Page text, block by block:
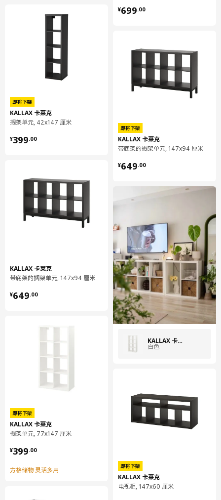
乍一看，KALLAX 卡莱克 搁架十分简单，但其中不乏对细节的推
敲。这款搁架有着光滑的表面和略圆润的边缘，呈现赏心悦目的外
观和出色的品质感。搁板经过精心设计和制作，确保出色对齐，避
免了缝隙的存在，并赋予搁架协调统一的外观。简而言之，
KALLAX 卡莱克 搁架所有细节都经过深思熟虑，展现出坚实的品
质感，带来更美观、更经典的印象。
即将下架
KALLAX 卡莱克
搁架单元, 42x147 厘米
¥399.00
¥ 399.00
KALLAX 卡莱克
带底架的搁架单元, 147x94 厘米
¥649.00
¥ 649.00
即将下架
KALLAX 卡莱克
搁架单元, 77x147 厘米
¥399.00
¥ 399.00
方格储物 灵活多用
¥699.00
¥ 699.00
即将下架
KALLAX 卡莱克
带底架的搁架单元, 147x94 厘米
¥649.00
¥ 649.00
KALLAX 卡莱克
白色
即将下架
KALLAX 卡莱克
电视柜, 147x60 厘米